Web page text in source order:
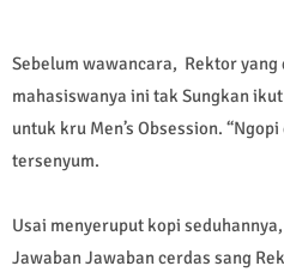
Sebelum wawancara, Rektor
mahasiswanya ini tak Sungkan
untuk kru Men’s Obsession.
tersenyum.
Usai menyeruput kopi
Jawaban Jawaban cerdas sang